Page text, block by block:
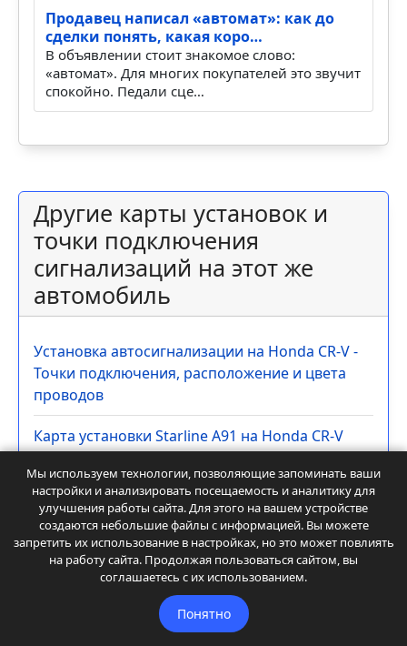
Продавец написал «автомат»: как до
сделки понять, какая коро…
В объявлении стоит знакомое слово:
«автомат». Для многих покупателей это звучит
спокойно. Педали сце…
Другие карты установок и
точки подключения
сигнализаций на этот же
автомобиль
Установка автосигнализации на Honda CR-V -
Точки подключения, расположение и цвета
проводов
Карта установки Starline A91 на Honda CR-V
Мы используем технологии, позволяющие запоминать ваши
настройки и анализировать посещаемость и аналитику для
улучшения работы сайта. Для этого на вашем устройстве
создаются небольшие файлы с информацией. Вы можете
запретить их использование в настройках, но это может повлиять
на работу сайта. Продолжая пользоваться сайтом, вы
соглашаетесь с их использованием.
Понятно